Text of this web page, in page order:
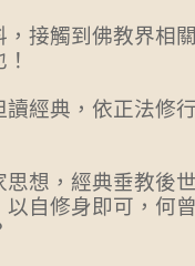
接觸到佛教界相
經典，依正法修
想，經典垂教後
自修身即可，何